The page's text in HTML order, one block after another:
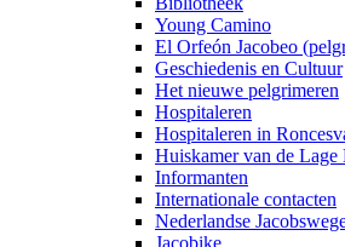
Young Camino
El Orfeón Jacobeo
Geschiedenis en Cultuur
Het nieuwe pelgrimeren
Hospitaleren
Hospitaleren in
Huiskamer van de Lage
Informanten
Internationale contacten
Nederlandse
Jacobike